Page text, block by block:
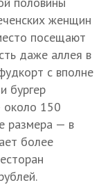
женщин
посещают
даже аллея в
с вполне
бургер
около 150
размера — в
более